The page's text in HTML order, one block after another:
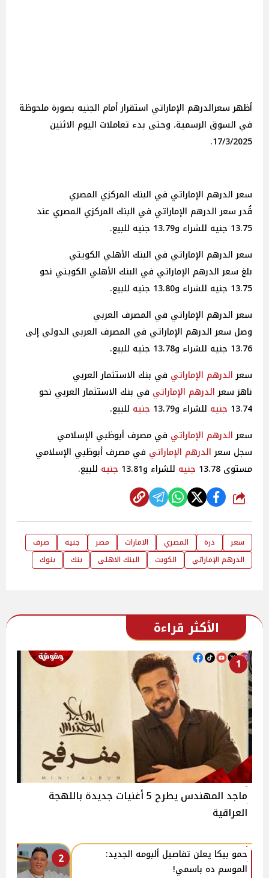
أظهر سعرالدرهم الإماراتي استقرار أمام الجنيه بصورة ملحوظة
في السوق الرسمية، وحتى بدء تعاملات اليوم الاثنين
17/3/2025.
سعر الدرهم الإماراتي في البنك المركزي المصري
قُدر سعر الدرهم الإماراتي في البنك المركزي المصري عند
13.75 جنيه للشراء و13.79 جنيه للبيع.
سعر الدرهم الإماراتي في البنك الأهلي الكويتي
بلغ سعر الدرهم الإماراتي في البنك الأهلي الكويتي نحو
13.75 جنيه للشراء و13.80 جنيه للبيع.
سعر الدرهم الإماراتي في المصرف العربي
وصل سعر الدرهم الإماراتي في المصرف العربي الدولي إلى
13.76 جنيه للشراء و13.78 جنيه للبيع.
سعرالدرهم الإماراتي في بنك الاستثمار العربي
ناهز سعرالدرهم الإماراتي في بنك الاستثمار العربي نحو
13.74 جنيه للشراء و13.79 جنيه للبيع.
سعرالدرهم الإماراتي في مصرف أبوظبي الإسلامي
سجل سعرالدرهم الإماراتي في مصرف أبوظبي الإسلامي
مستوى 13.78
جنيه للشراء و13.81 جنيه للبيع.
شارك
سعر درة المصري الامارات مصر جنيه
صرف
الدرهم الإماراتي
الكويت البنك الاهلى بنك بنوك
الأكثر قراءة
1
ماجد المهندس يطرح 5 أغنيات جديدة باللهجة
العراقية
2
حمو بيكا يعلن تفاصيل ألبومه الجديد:
الموسم ده باسمي!